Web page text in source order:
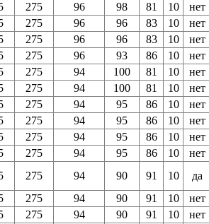
275 96 98 81 10
нет
275 96 96 83 10
нет
275 96 96 83 10
нет
275 96 93 86 10
нет
275 94 100 81 10
нет
275 94 100 81 10
нет
275 94 95 86 10
нет
275 94 95 86 10
нет
275 94 95 86 10
нет
275 94 95 86 10
нет
275 94 90 91 10
да
275 94 90 91 10
нет
275 94 90 91 10
нет